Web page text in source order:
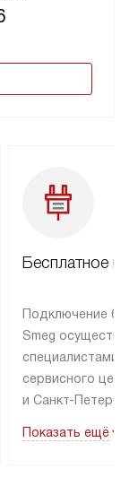
Бесплатное
Подключение
Smeg
специалистами
сервисного
и Санкт-
подключается
Показать ещё